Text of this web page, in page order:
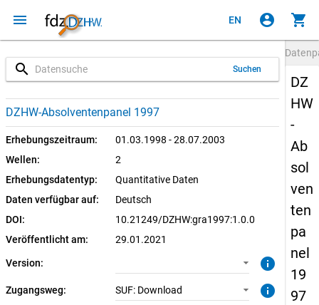
menu EN account_circle shopping_cart
search Suchen
DZHW-Absolventenpanel 1997
Erhebungszeitraum:
01.03.1998 - 28.07.2003
Wellen:
2
Erhebungsdatentyp:
Quantitative Daten
Daten verfügbar auf:
Deutsch
DOI:
10.21249/DZHW:gra1997:1.0.0
Veröffentlicht am:
29.01.2021
Version:
1.0.0 (aktuell)
info
Zugangsweg: SUF: Download
SUF: Download
info
DZ
HW
-
Ab
sol
ven
ten
pa
nel
19
97